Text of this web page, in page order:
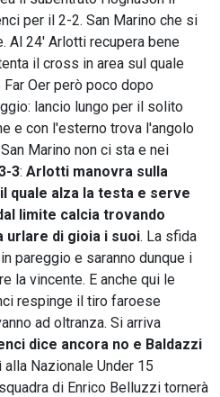
per il 2-2. San Marino che si
Al 24' Arlotti recupera bene
il cross in area sul quale
Oer però poco dopo
lancio lungo per il solito
e con l'esterno trova l'angolo
Marino non ci sta e nei
3: Arlotti manovra sulla
quale alza la testa e serve
limite calcia trovando
urlare di gioia i suoi. La sfida
pareggio e saranno dunque i
la vincente. E anche qui le
respinge il tiro faroese
ad oltranza. Si arriva
dice ancora no e Baldazzi
Nazionale Under 15
di Enrico Belluzzi tornerà